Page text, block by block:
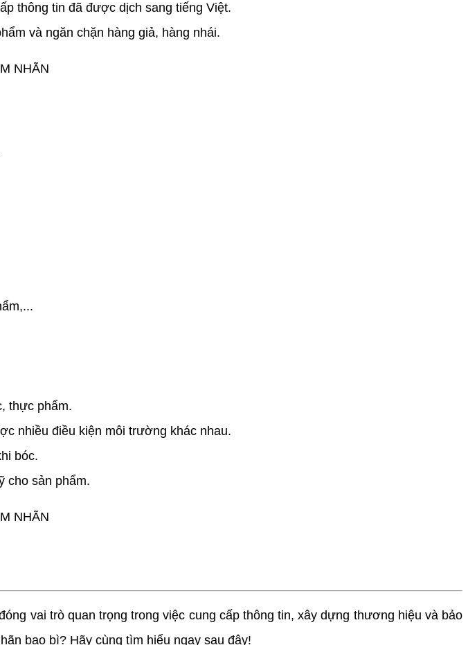
thông tin đã được dịch sang tiếng Việt.
và ngăn chặn hàng giả, hàng nhái.
thực phẩm.
nhiều điều kiện môi trường khác nhau.
bóc.
cho sản phẩm.
vai trò quan trọng trong việc cung cấp thông tin, xây dựng thương hiệu và bảo
bao bì? Hãy cùng tìm hiểu ngay sau đây!